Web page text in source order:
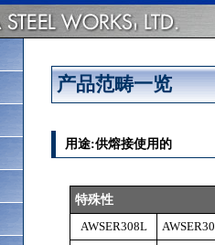
产品范畴一览
用途:供熔接使用的
特殊性
AWSER308L